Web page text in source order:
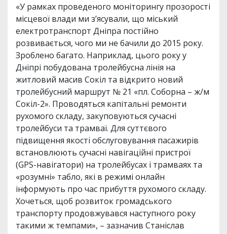
«У рамках проведеного моніторингу прозорості
місцевої влади ми з’ясували, що міський
електротранспорт Дніпра постійно
розвивається, чого ми не бачили до 2015 року.
Зроблено багато. Наприклад, цього року у
Дніпрі побудована тролейбусна лінія на
житловий масив Сокіл та відкрито новий
тролейбусний маршрут № 21 «пл. Соборна – ж/м
Сокіл-2». Проводяться капітальні ремонти
рухомого складу, закуповуються сучасні
тролейбуси та трамваї. Для суттєвого
підвищення якості обслуговування пасажирів
встановлюють сучасні навігаційні пристрої
(GPS-навігатори) на тролейбусах і трамваях та
«розумні» табло, які в режимі онлайн
інформують про час прибуття рухомого складу.
Хочеться, щоб розвиток громадського
транспорту продовжувався наступного року
такими ж темпами», – зазначив Станіслав